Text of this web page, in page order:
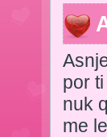
por
nuk
me